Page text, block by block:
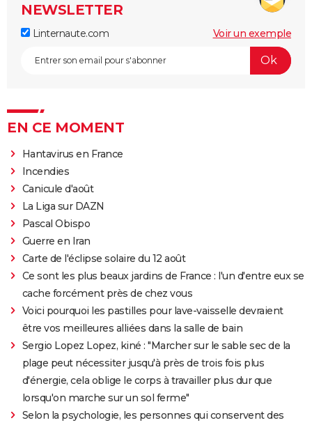
NEWSLETTER
Linternaute.com Voir un exemple
EN CE MOMENT
Hantavirus en France
Incendies
Canicule d'août
La Liga sur DAZN
Pascal Obispo
Guerre en Iran
Carte de l'éclipse solaire du 12 août
Ce sont les plus beaux jardins de France : l'un d'entre eux se
cache forcément près de chez vous
Voici pourquoi les pastilles pour lave-vaisselle devraient
être vos meilleures alliées dans la salle de bain
Sergio Lopez Lopez, kiné : "Marcher sur le sable sec de la
plage peut nécessiter jusqu'à près de trois fois plus
d'énergie, cela oblige le corps à travailler plus dur que
lorsqu'on marche sur un sol ferme"
Selon la psychologie, les personnes qui conservent des